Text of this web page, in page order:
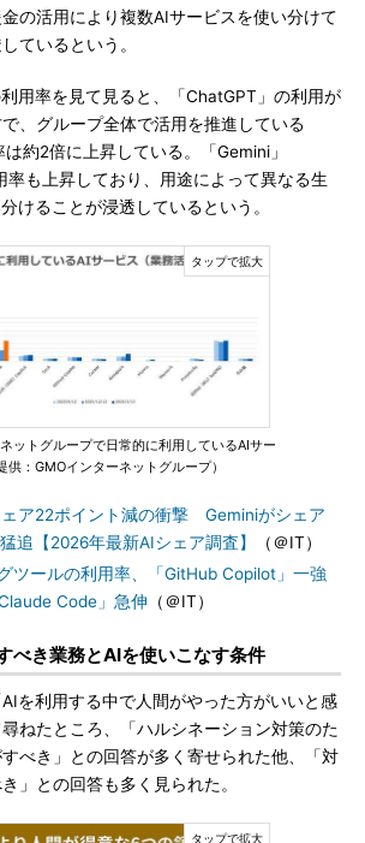
の活用により複数AIサービスを使い分けて
ているという。
用率を見て見ると、「ChatGPT」の利用が
、グループ全体で活用を推進している
は約2倍に上昇している。「Gemini」
率も上昇しており、用途によって異なる生
けることが浸透しているという。
ットグループで日常的に利用しているAIサー
供：GMOインターネットグループ）
ア22ポイント減の衝撃 Geminiがシェア
追【2026年最新AIシェア調査】
（＠IT）
ツールの利用率、「GitHub Copilot」一強
Code」急伸 （＠IT）
べき業務とAIを使いこなす条件
を利用する中で人間がやった方がいいと感
ねたところ、「ハルシネーション対策のた
べき」との回答が多く寄せられた他、「対
」との回答も多く見られた。